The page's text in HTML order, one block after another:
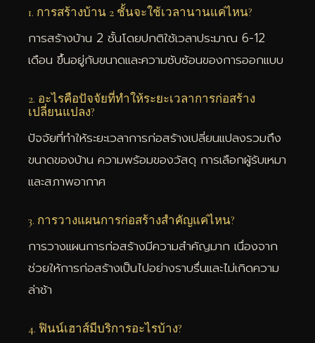
1. การสร้างบ้าน 2 ชั้นจะใช้เวลานานแค่ไหน?
การสร้างบ้าน 2 ชั้นโดยปกติใช้เวลาประมาณ 6-12
เดือน ขึ้นอยู่กับขนาดและความซับซ้อนของการออกแบบ
2. อะไรคือปัจจัยที่ทำให้ระยะเวลาการก่อสร้าง
เปลี่ยนแปลง?
ปัจจัยที่ทำให้ระยะเวลาการก่อสร้างเปลี่ยนแปลงรวมถึง
ขนาดของบ้าน ความพร้อมของวัสดุ การเลือกผู้รับเหมา
และสภาพอากาศ
3. การวางแผนการก่อสร้างสำคัญแค่ไหน?
การวางแผนการก่อสร้างมีความสำคัญมาก เนื่องจาก
ช่วยให้การก่อสร้างเป็นไปอย่างราบรื่นและไม่เกิดความ
ล่าช้า
4. ฟินน์เฮาส์มีบริการอะไรบ้าง?